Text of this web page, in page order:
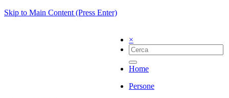
Skip to Main Content (Press Enter)
×
Home
Persone